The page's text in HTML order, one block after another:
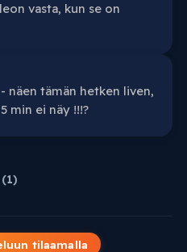
vasta, kun se on
näen tämän hetken liven,
min ei näy !!!?
tilaamalla